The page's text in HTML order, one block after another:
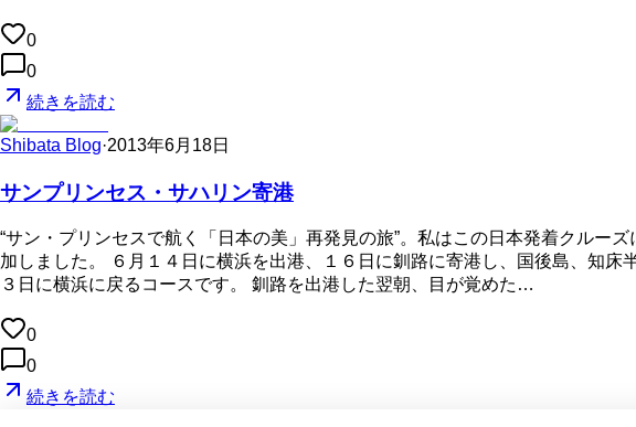
0
0
続きを読む
Shibata Blog·2013年6月18日
サンプリンセス・サハリン寄港
“サン・プリンセスで航く「日本の美」再発見の旅”。私はこの日本発着クルー
加しました。 ６月１４日に横浜を出港、１６日に釧路に寄港し、国後島、知
３日に横浜に戻るコースです。 釧路を出港した翌朝、目が覚めた…
0
0
続きを読む